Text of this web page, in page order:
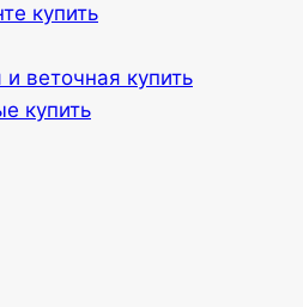
купить
веточная купить
купить